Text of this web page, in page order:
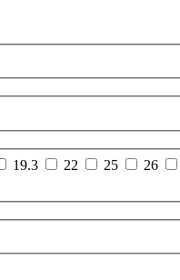
19.3 22 25 26